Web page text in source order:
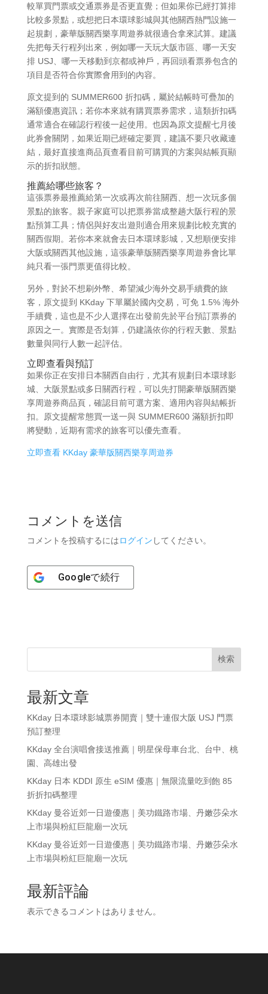
較單買門票或交通票券是否更直覺；但如果你已經打算排
比較多景點，或想把日本環球影城與其他關西熱門設施一
起規劃，豪華版關西樂享周遊券就很適合拿來試算。建議
先把每天行程列出來，例如哪一天玩大阪市區、哪一天安
排 USJ、哪一天移動到京都或神戶，再回頭看票券包含的
項目是否符合你實際會用到的內容。
原文提到的 SUMMER600 折扣碼，屬於結帳時可疊加的
滿額優惠資訊；若你本來就有購買票券需求，這類折扣碼
通常適合在確認行程後一起使用。也因為原文提醒七月後
此券會關閉，如果近期已經確定要買，建議不要只收藏連
結，最好直接進商品頁查看目前可購買的方案與結帳頁顯
示的折扣狀態。
推薦給哪些旅客？
這張票券最推薦給第一次或再次前往關西、想一次玩多個
景點的旅客。親子家庭可以把票券當成整趟大阪行程的景
點預算工具；情侶與好友出遊則適合用來規劃比較充實的
關西假期。若你本來就會去日本環球影城，又想順便安排
大阪或關西其他設施，這張豪華版關西樂享周遊券會比單
純只看一張門票更值得比較。
另外，對於不想刷外幣、希望減少海外交易手續費的旅
客，原文提到 KKday 下單屬於國內交易，可免 1.5% 海外
手續費，這也是不少人選擇在出發前先於平台預訂票券的
原因之一。實際是否划算，仍建議依你的行程天數、景點
數量與同行人數一起評估。
立即查看與預訂
如果你正在安排日本關西自由行，尤其有規劃日本環球影
城、大阪景點或多日關西行程，可以先打開豪華版關西樂
享周遊券商品頁，確認目前可選方案、適用內容與結帳折
扣。原文提醒常態買一送一與 SUMMER600 滿額折扣即
將變動，近期有需求的旅客可以優先查看。
立即查看 KKday 豪華版關西樂享周遊券
コメントを送信
コメントを投稿するにはログイン してください。
Googleで続行
検索
最新文章
KKday 日本環球影城票券開賣｜雙十連假大阪 USJ 門票
預訂整理
KKday 全台演唱會接送推薦｜明星保母車台北、台中、桃
園、高雄出發
KKday 日本 KDDI 原生 eSIM 優惠｜無限流量吃到飽 85
折折扣碼整理
KKday 曼谷近郊一日遊優惠｜美功鐵路市場、丹嫩莎朵水
上市場與粉紅巨龍廟一次玩
KKday 曼谷近郊一日遊優惠｜美功鐵路市場、丹嫩莎朵水
上市場與粉紅巨龍廟一次玩
最新評論
表示できるコメントはありません。